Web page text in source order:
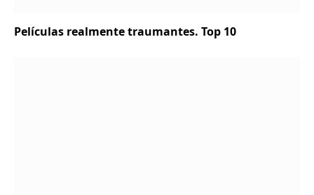
Películas realmente traumantes. Top 10